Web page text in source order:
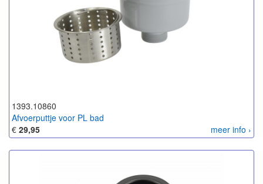
1393.10860
Afvoerputtje voor PL bad
meer info ›
€ 29,95